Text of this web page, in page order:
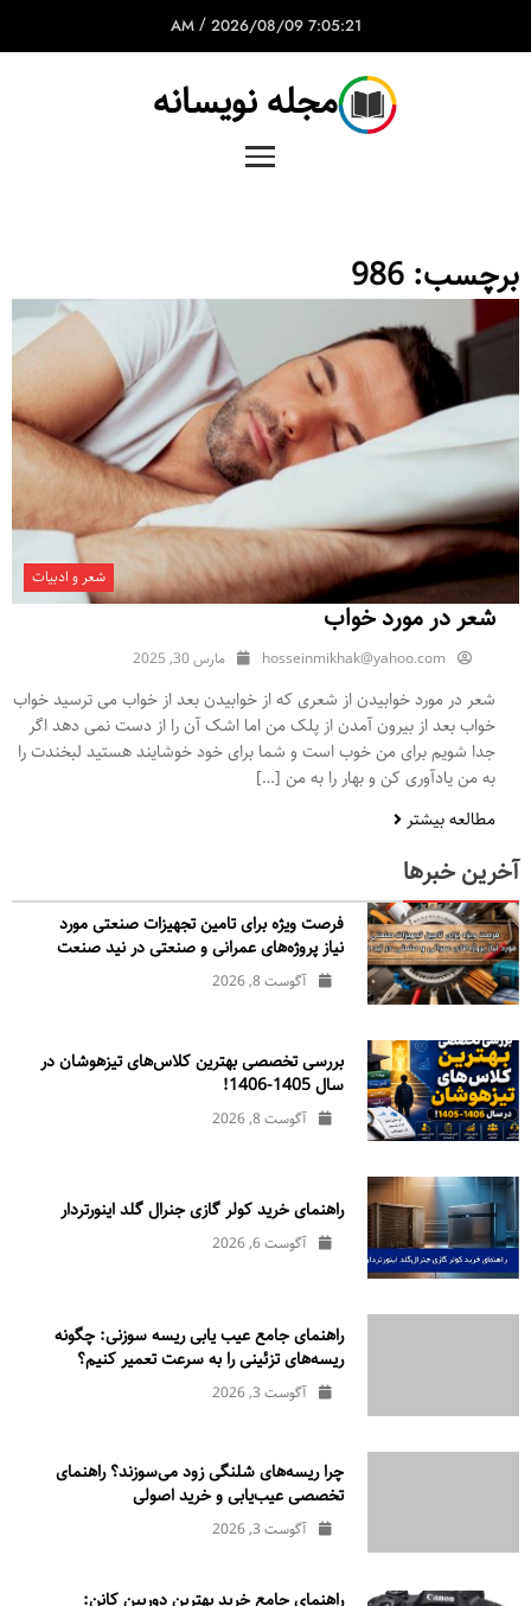
7:05:21 AM
/ 2026/08/09
مجله نویسانه
برچسب: 986
شعر و ادبیات
شعر در مورد خواب
hosseinmikhak@yahoo.com مارس 30, 2025
شعر در مورد خوابیدن از شعری که از خوابیدن بعد از خواب می ترسید خواب
خواب بعد از بیرون آمدن از پلک من اما اشک آن را از دست نمی دهد اگر
جدا شویم برای من خوب است و شما برای خود خوشایند هستید لبخندت را
به من یادآوری کن و بهار را به من […]
مطالعه بیشتر
آخرین خبرها
فرصت ویژه برای تامین تجهیزات صنعتی مورد
نیاز پروژه‌های عمرانی و صنعتی در نید صنعت
آگوست 8, 2026
بررسی تخصصی بهترین کلاس‌های تیزهوشان در
سال 1405-1406!
آگوست 8, 2026
راهنمای خرید کولر گازی جنرال‌ گلد اینورتر‌دار
آگوست 6, 2026
راهنمای جامع عیب یابی ریسه سوزنی: چگونه
ریسه‌های تزئینی را به سرعت تعمیر کنیم؟
آگوست 3, 2026
چرا ریسه‌های شلنگی زود می‌سوزند؟ راهنمای
تخصصی عیب‌یابی و خرید اصولی
آگوست 3, 2026
راهنمای جامع خرید بهترین دوربین کانن: